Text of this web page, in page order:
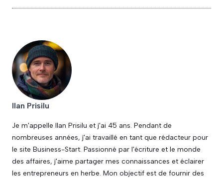
Ilan Prisilu
Je m'appelle Ilan Prisilu et j'ai 45 ans. Pendant de
nombreuses années, j'ai travaillé en tant que rédacteur pour
le site Business-Start. Passionné par l'écriture et le monde
des affaires, j'aime partager mes connaissances et éclairer
les entrepreneurs en herbe. Mon objectif est de fournir des